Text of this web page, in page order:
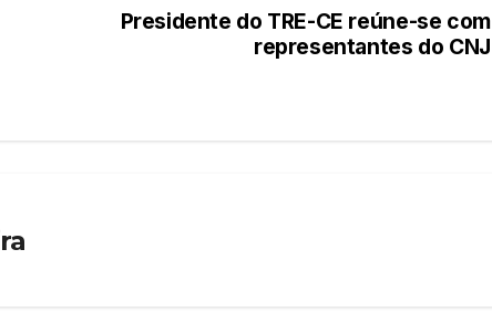
Presidente do TRE-CE reúne-se com
representantes do CNJ